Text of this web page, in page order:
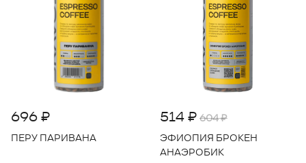
696 ₽
ПЕРУ ПАРИВАНА
514 ₽ 604 ₽
ЭФИОПИЯ БРОКЕН
АНАЭРОБИК